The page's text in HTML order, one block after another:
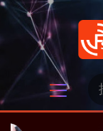
跳
：